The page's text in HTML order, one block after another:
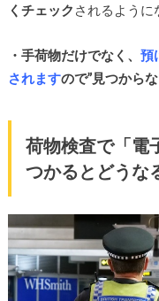
くチェック されるように
・手荷物だけでなく、 預
されますので”見つから
荷物検査で「電
つかるとどうな